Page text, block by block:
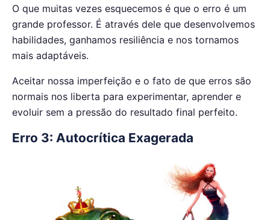
O que muitas vezes esquecemos é que o erro é um
grande professor. É através dele que desenvolvemos
habilidades, ganhamos resiliência e nos tornamos
mais adaptáveis.
Aceitar nossa imperfeição e o fato de que erros são
normais nos liberta para experimentar, aprender e
evoluir sem a pressão do resultado final perfeito.
Erro 3: Autocrítica Exagerada